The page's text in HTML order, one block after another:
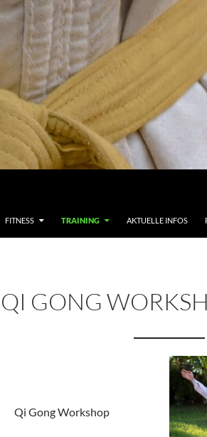
FITNESS TRAINING AKTUELLE INFOS
QI GONG
Qi Gong Workshop